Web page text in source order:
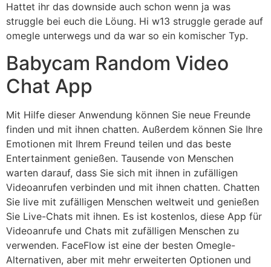
Hattet ihr das downside auch schon wenn ja was
struggle bei euch die Löung. Hi w13 struggle gerade auf
omegle unterwegs und da war so ein komischer Typ.
Babycam Random Video
Chat App
Mit Hilfe dieser Anwendung können Sie neue Freunde
finden und mit ihnen chatten. Außerdem können Sie Ihre
Emotionen mit Ihrem Freund teilen und das beste
Entertainment genießen. Tausende von Menschen
warten darauf, dass Sie sich mit ihnen in zufälligen
Videoanrufen verbinden und mit ihnen chatten. Chatten
Sie live mit zufälligen Menschen weltweit und genießen
Sie Live-Chats mit ihnen. Es ist kostenlos, diese App für
Videoanrufe und Chats mit zufälligen Menschen zu
verwenden. FaceFlow ist eine der besten Omegle-
Alternativen, aber mit mehr erweiterten Optionen und